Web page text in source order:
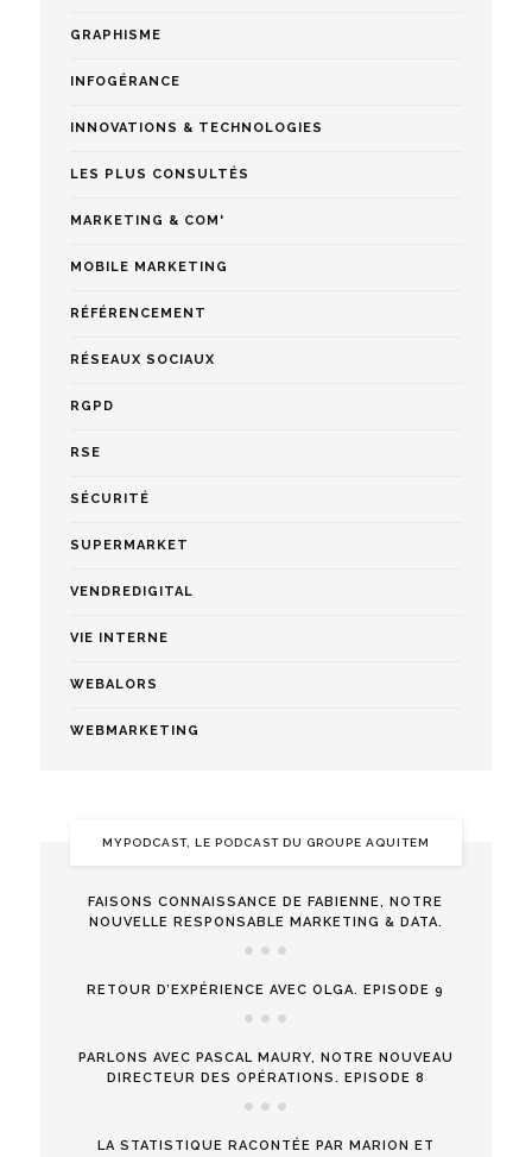
GRAPHISME
INFOGÉRANCE
INNOVATIONS & TECHNOLOGIES
LES PLUS CONSULTÉS
MARKETING & COM'
MOBILE MARKETING
RÉFÉRENCEMENT
RÉSEAUX SOCIAUX
RGPD
RSE
SÉCURITÉ
SUPERMARKET
VENDREDIGITAL
VIE INTERNE
WEBALORS
WEBMARKETING
MYPODCAST, LE PODCAST DU GROUPE AQUITEM
FAISONS CONNAISSANCE DE FABIENNE, NOTRE
NOUVELLE RESPONSABLE MARKETING & DATA.
RETOUR D’EXPÉRIENCE AVEC OLGA. EPISODE 9
PARLONS AVEC PASCAL MAURY, NOTRE NOUVEAU
DIRECTEUR DES OPÉRATIONS. EPISODE 8
LA STATISTIQUE RACONTÉE PAR MARION ET